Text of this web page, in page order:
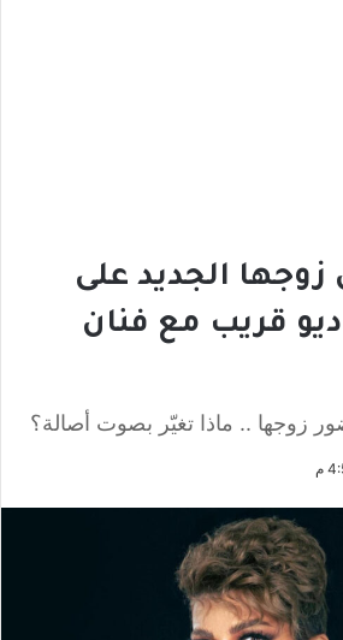
زوجها الجديد على
قريب مع فنان
زوجها .. ماذا تغيّر بصوت أصالة؟